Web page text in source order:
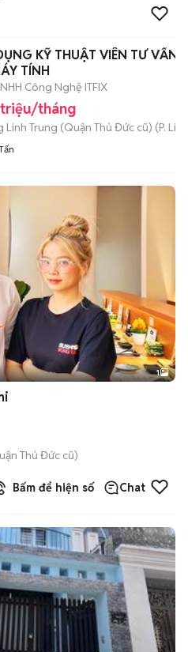
KỸ THUẬT VIÊN TƯ VẤN
TÍNH
Công Nghệ ITFIX
tháng
Linh Trung (Quận Thủ Đức cũ) (P.
1
Thủ Đức cũ)
Bấm để hiện số Chat